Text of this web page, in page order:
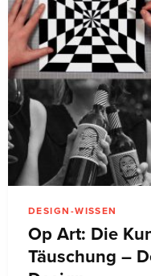
DESIGN-WISSEN
Op Art: Die
Täuschung –